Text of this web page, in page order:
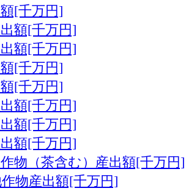
[千万円]
額[千万円]
額[千万円]
[千万円]
[千万円]
額[千万円]
額[千万円]
額[千万円]
物（茶含む）産出額[千万円]
物産出額[千万円]